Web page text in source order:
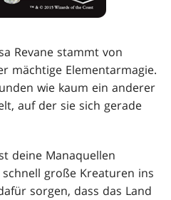
Revane stammt von
mächtige Elementarmagie.
wie kaum ein anderer
auf der sie sich gerade
deine Manaquellen
große Kreaturen ins
sorgen, dass das Land